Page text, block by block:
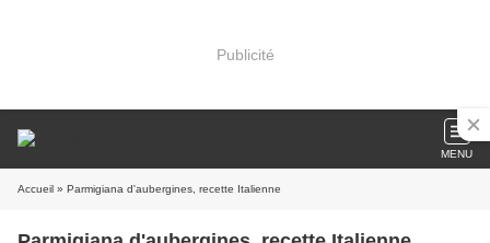
Publicité
MENU
Accueil » Parmigiana d'aubergines, recette Italienne